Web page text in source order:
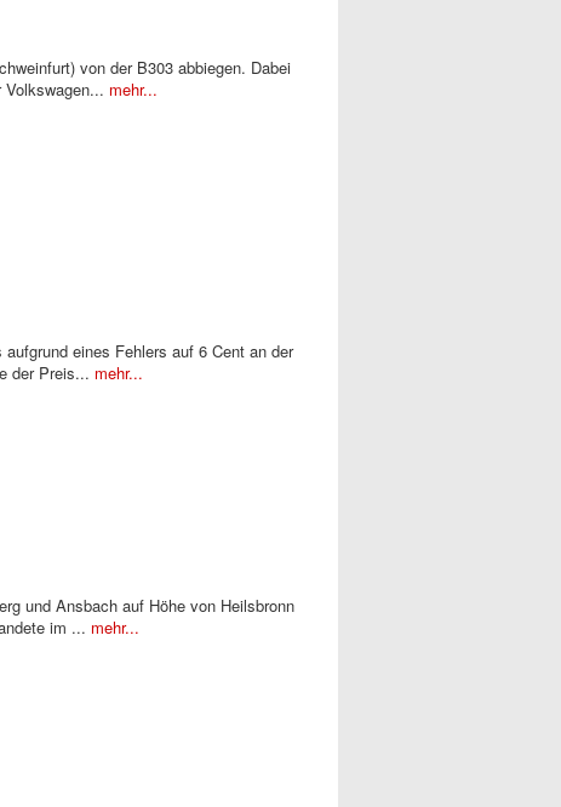
von der B303 abbiegen. Dabei
mehr...
eines Fehlers auf 6 Cent an der
der Preis... mehr...
und Ansbach auf Höhe von Heilsbronn
im ... mehr...